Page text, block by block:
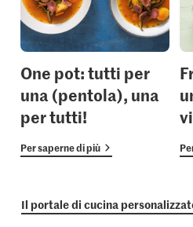
One pot: tutti per
una (pentola), una
per tutti!
Per saperne di più
Il portale di cucina